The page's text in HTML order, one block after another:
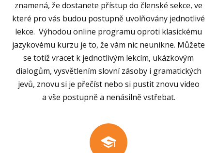
znamená, že dostanete přístup do členské sekce, ve
které pro vás budou postupně uvolňovány jednotlivé
lekce. Výhodou online programu oproti klasickému
jazykovému kurzu je to, že vám nic neunikne. Můžete
se totiž vracet k jednotlivým lekcím, ukázkovým
dialogům, vysvětlením slovní zásoby i gramatických
jevů, znovu si je přečíst nebo si pustit znovu video
a vše postupně a nenásilně vstřebat.